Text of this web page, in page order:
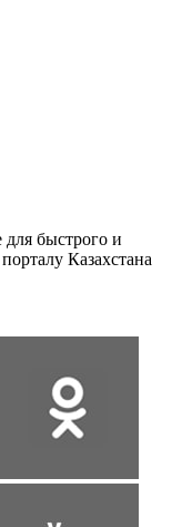
быстрого и
Казахстана